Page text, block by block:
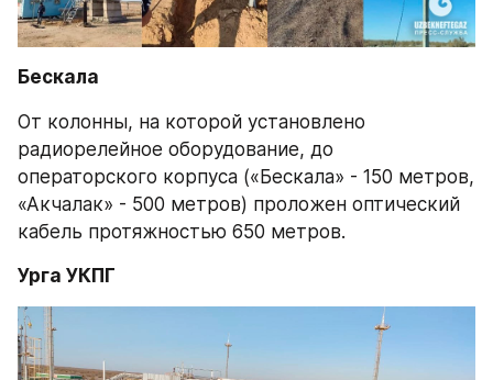
Бескала
От колонны, на которой установлено
радиорелейное оборудование, до
операторского корпуса («Бескала» - 150 метров,
«Акчалак» - 500 метров) проложен оптический
кабель протяжностью 650 метров.
Урга УКПГ